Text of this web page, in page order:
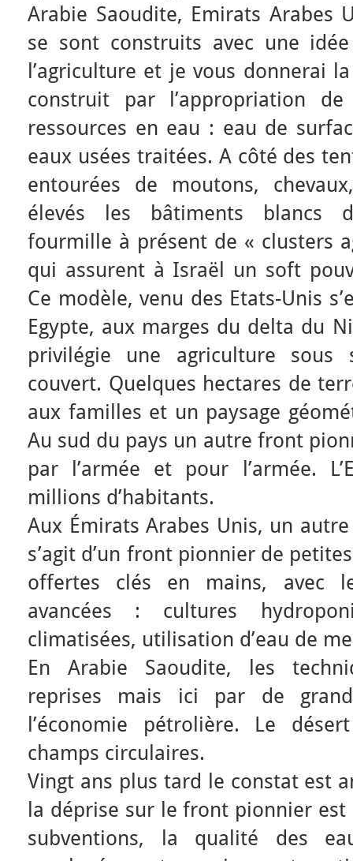
Arabie Saoudite, Emirats Arabes
se sont construits avec une
l’agriculture et je vous donnerai
construit par l’appropriation
ressources en eau : eau de
eaux usées traitées. A côté des
entourées de moutons,
élevés les bâtiments blancs
fourmille à présent de « clusters
qui assurent à Israël un soft
Ce modèle, venu des Etats-Unis
Egypte, aux marges du delta du
privilégie une agriculture
couvert. Quelques hectares de
aux familles et un paysage
Au sud du pays un autre front
par l’armée et pour l’armée.
millions d’habitants.
Aux Émirats Arabes Unis, un
s’agit d’un front pionnier de
offertes clés en mains, avec
avancées : cultures
climatisées, utilisation d’eau de
En Arabie Saoudite, les
reprises mais ici par de
l’économie pétrolière. Le
champs circulaires.
Vingt ans plus tard le constat est
la déprise sur le front pionnier
subventions, la qualité des